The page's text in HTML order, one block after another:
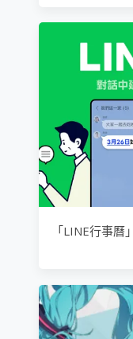
「LINE行事